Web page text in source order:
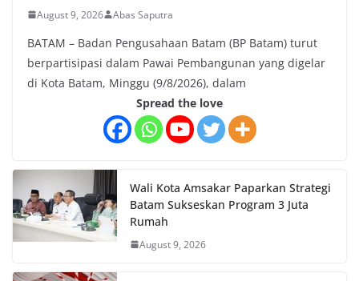
August 9, 2026 Abas Saputra
BATAM – Badan Pengusahaan Batam (BP Batam) turut
berpartisipasi dalam Pawai Pembangunan yang digelar
di Kota Batam, Minggu (9/8/2026), dalam
Spread the love
Wali Kota Amsakar Paparkan Strategi
Batam Sukseskan Program 3 Juta
Rumah
August 9, 2026